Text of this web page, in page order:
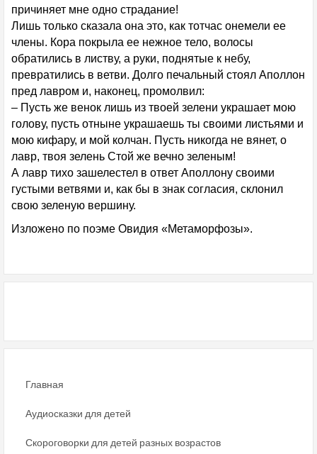
причиняет мне одно страдание!
Лишь только сказала она это, как тотчас онемели ее
члены. Кора покрыла ее нежное тело, волосы
обратились в листву, а руки, поднятые к небу,
превратились в ветви. Долго печальный стоял Аполлон
пред лавром и, наконец, промолвил:
– Пусть же венок лишь из твоей зелени украшает мою
голову, пусть отныне украшаешь ты своими листьями и
мою кифару, и мой колчан. Пусть никогда не вянет, о
лавр, твоя зелень Стой же вечно зеленым!
А лавр тихо зашелестел в ответ Аполлону своими
густыми ветвями и, как бы в знак согласия, склонил
свою зеленую вершину.
Изложено по поэме Овидия «Метаморфозы».
Главная
Аудиосказки для детей
Скороговорки для детей разных возрастов